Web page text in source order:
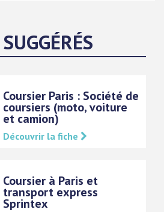
SUGGÉRÉS
Coursier Paris : Société de
coursiers (moto, voiture
et camion)
Découvrir la fiche
Coursier à Paris et
transport express
Sprintex